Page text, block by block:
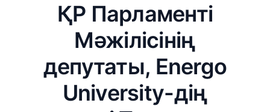
ҚР Парламенті
Мәжілісінің
депутаты, Energo
University-дің